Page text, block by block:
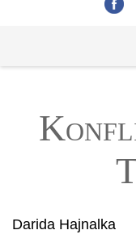
Darida Hajnalka